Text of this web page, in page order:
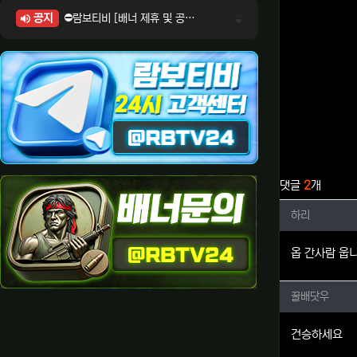
댓글 2개
하리님의
하리
옵 간사람 웁
꿀배닷
꿀배닷우
건승하세요
공지
⛔람보티비 [배너 제휴 및 공식 입점 문의 안내]
⛔람보티비 [정회원 등급UP! 안내사항]
⛔람보티비 [채팅방 이용시 주의사항]
⛔람보티비 [공식보증업체 안내]